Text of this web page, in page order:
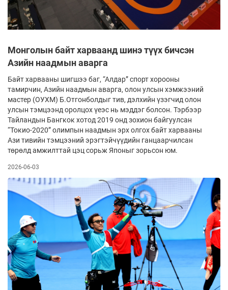
Монголын байт харваанд шинэ түүх бичсэн
Азийн наадмын аварга
Байт харвааны шигшээ баг, “Алдар” спорт хорооны
тамирчин, Азийн наадмын аварга, олон улсын хэмжээний
мастер (ОУХМ) Б.Отгонболдыг тив, дэлхийн үзэгчид олон
улсын тэмцээнд оролцох үеэс нь мэддэг болсон. Тэрбээр
Тайландын Бангкок хотод 2019 онд зохион байгуулсан
“Токио-2020” олимпын наадмын эрх олгох байт харвааны
Ази тивийн тэмцээний эрэгтэйчүүдийн ганцаар­чилсан
төрөлд амжилттай цэц сорьж Японыг зорьсон юм.
2026-06-03